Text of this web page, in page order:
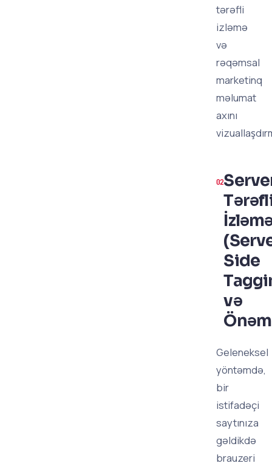
tərəfli
izləmə
və
rəqəmsal
marketinq
məlumat
axını
Side
və
Geleneksel
yöntəmdə,
bir
istifadəçi
saytınıza
gəldikdə
brauzeri